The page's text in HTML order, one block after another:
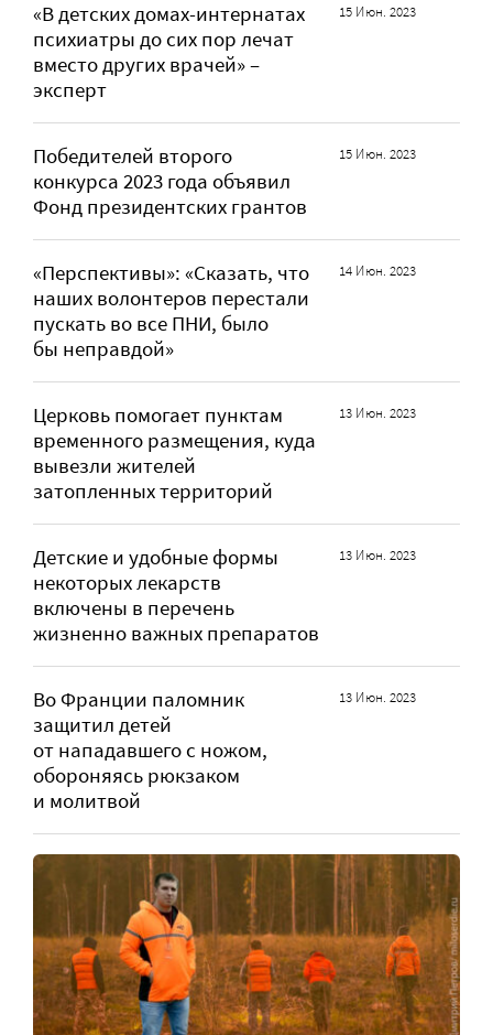
«В детских домах-интернатах
психиатры до сих пор лечат
вместо других врачей» –
эксперт
15 Июн. 2023
Победителей второго
конкурса 2023 года объявил
Фонд президентских грантов
15 Июн. 2023
«Перспективы»: «Сказать, что
наших волонтеров перестали
пускать во все ПНИ, было
бы неправдой»
14 Июн. 2023
Церковь помогает пунктам
временного размещения, куда
вывезли жителей
затопленных территорий
13 Июн. 2023
Детские и удобные формы
некоторых лекарств
включены в перечень
жизненно важных препаратов
13 Июн. 2023
Во Франции паломник
защитил детей
от нападавшего с ножом,
обороняясь рюкзаком
и молитвой
13 Июн. 2023